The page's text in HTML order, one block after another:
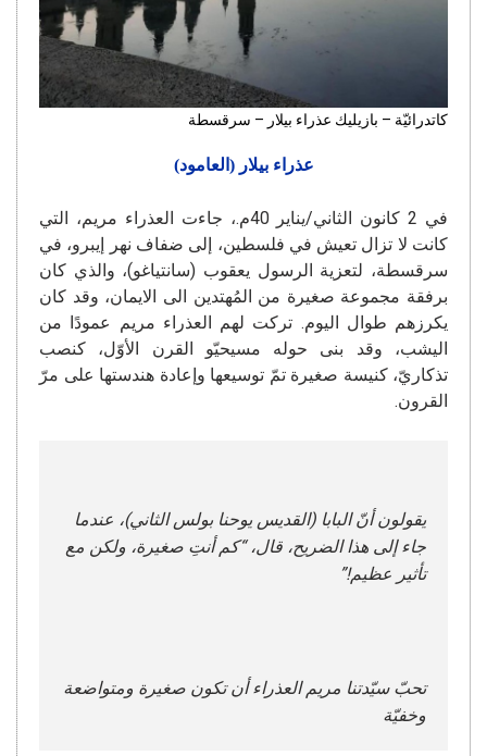
كاتدرائيّة – بازيليك عذراء بيلار – سرقسطة
عذراء بيلار (العامود)
في 2 كانون الثاني/يناير 40م.، جاءت العذراء مريم، التي
كانت لا تزال تعيش في فلسطين، إلى ضفاف نهر إيبرو، في
سرقسطة، لتعزية الرسول يعقوب (سانتياغو)، والذي كان
برفقة مجموعة صغيرة من المُهتدين الى الايمان، وقد كان
يكرزهم طوال اليوم. تركت لهم العذراء مريم عمودًا من
اليشب، وقد بنى حوله مسيحيّو القرن الأوّل، كنصب
تذكاريّ، كنيسة صغيرة تمّ توسيعها وإعادة هندستها على مرّ
القرون.
يقولون أنّ البابا (القديس يوحنا بولس الثاني)، عندما
جاء إلى هذا الضريح، قال، “كم أنتِ صغيرة، ولكن مع
تأثير عظيم!”
تحبّ سيّدتنا مريم العذراء أن تكون صغيرة ومتواضعة
وخفيّة